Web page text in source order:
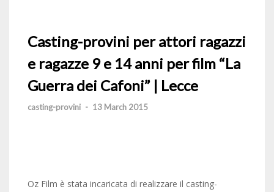
Casting-provini per attori ragazzi
e ragazze 9 e 14 anni per film “La
Guerra dei Cafoni” | Lecce
casting-provini - 13 March 2015
Oz Film è stata incaricata di realizzare il casting-